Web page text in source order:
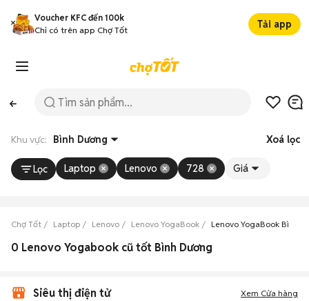
Voucher KFC đến 100k
Chỉ có trên app Chợ Tốt
Tải app
Khu vực: Bình Dương Xoá lọc
Lọc Laptop Lenovo 728 Giá
Chợ Tốt Laptop Lenovo Lenovo YogaBook Lenovo YogaBook Bình
0 Lenovo Yogabook cũ tốt Bình Dương
Siêu thị điện tử Xem Cửa hàng